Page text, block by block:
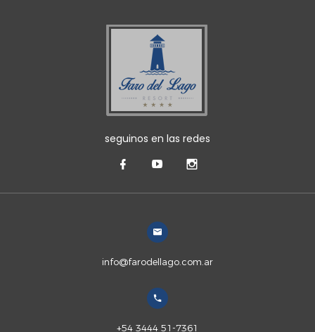
seguinos en las redes
info@farodellago.com.ar
+54 3444 51-7361